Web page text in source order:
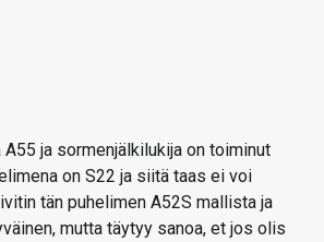
ja sormenjälkilukija on toiminut
on S22 ja siitä taas ei voi
tän puhelimen A52S mallista ja
mutta täytyy sanoa, et jos olis